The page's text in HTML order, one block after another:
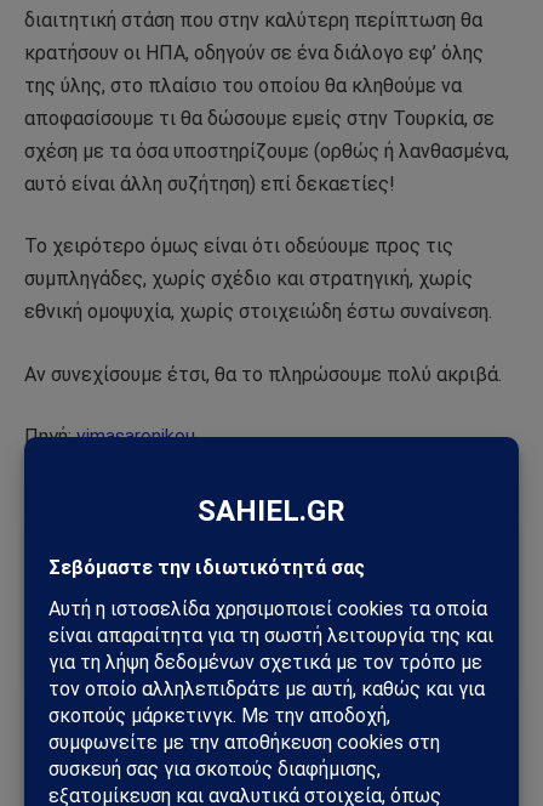
διαιτητική στάση που στην καλύτερη περίπτωση θα
κρατήσουν οι ΗΠΑ, οδηγούν σε ένα διάλογο εφ’ όλης
της ύλης, στο πλαίσιο του οποίου θα κληθούμε να
αποφασίσουμε τι θα δώσουμε εμείς στην Τουρκία, σε
σχέση με τα όσα υποστηρίζουμε (ορθώς ή λανθασμένα,
αυτό είναι άλλη συζήτηση) επί δεκαετίες!
Το χειρότερο όμως είναι ότι οδεύουμε προς τις
συμπληγάδες, χωρίς σχέδιο και στρατηγική, χωρίς
εθνική ομοψυχία, χωρίς στοιχειώδη έστω συναίνεση.
Αν συνεχίσουμε έτσι, θα το πληρώσουμε πολύ ακριβά.
Πηγή:vimasaronikou
Πρόσθεσε το Sahiel ως προτιμώμενη πηγή για να λαμβάνεις
πρώτος τις σημαντικότερες ειδήσεις και αναλύσεις.
Add as a preferred source
Oruc Reis Γαλάζια Πατρίδα Ελλάδα